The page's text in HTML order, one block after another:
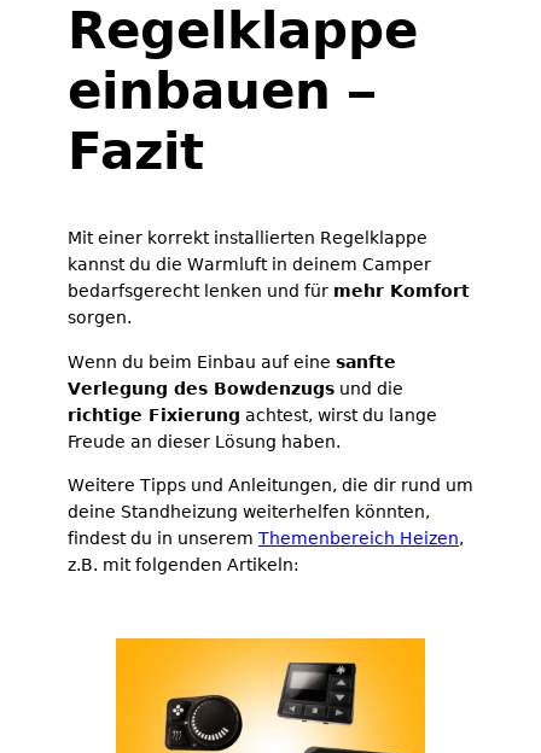
Regelklappe
einbauen –
Fazit
Mit einer korrekt installierten Regelklappe
kannst du die Warmluft in deinem Camper
bedarfsgerecht lenken und für mehr Komfort
sorgen.
Wenn du beim Einbau auf eine sanfte
Verlegung des Bowdenzugs und die
richtige Fixierung achtest, wirst du lange
Freude an dieser Lösung haben.
Weitere Tipps und Anleitungen, die dir rund um
deine Standheizung weiterhelfen könnten,
findest du in unserem Themenbereich Heizen,
z.B. mit folgenden Artikeln: